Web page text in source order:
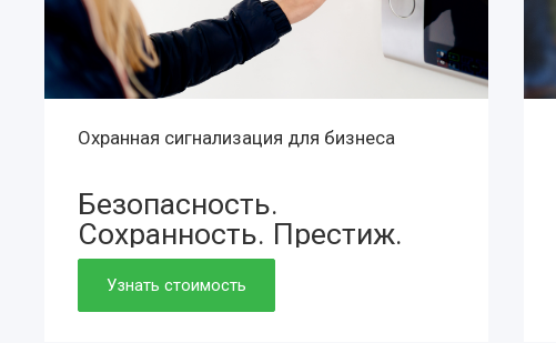
Охранная сигнализация для бизнеса
Безопасность.
Сохранность. Престиж.
Просто. Быстро. Доступно.
Нужно. Обязательно.
Если работаете вдолгую.
Узнать стоимость